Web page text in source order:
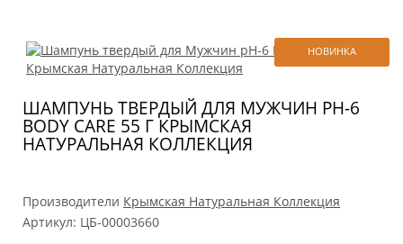
НОВИНКА
ШАМПУНЬ ТВЕРДЫЙ ДЛЯ МУЖЧИН PH-6
BODY CARE 55 Г КРЫМСКАЯ
НАТУРАЛЬНАЯ КОЛЛЕКЦИЯ
Производители Крымская Натуральная Коллекция
Артикул: ЦБ-00003660